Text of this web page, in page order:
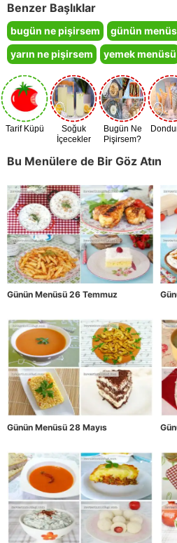
Benzer Başlıklar
bugün ne pişirsem günün
yarın ne pişirsem
yemek menüsü
Tarif Küpü
Soğuk
İçecekler
Bugün Ne
Pişirsem?
Bu Menülere de Bir Göz Atın
Günün Menüsü 26 Temmuz
Günün Menüsü 28 Mayıs